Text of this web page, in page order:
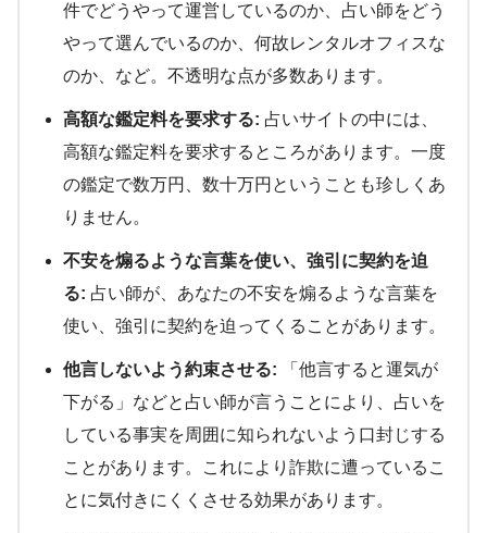
件でどうやって運営しているのか、占い師をどう
やって選んでいるのか、何故レンタルオフィスな
のか、など。不透明な点が多数あります。
高額な鑑定料を要求する: 占いサイトの中には、
高額な鑑定料を要求するところがあります。一度
の鑑定で数万円、数十万円ということも珍しくあ
りません。
不安を煽るような言葉を使い、強引に契約を迫
る: 占い師が、あなたの不安を煽るような言葉を
使い、強引に契約を迫ってくることがあります。
他言しないよう約束させる: 「他言すると運気が
下がる」などと占い師が言うことにより、占いを
している事実を周囲に知られないよう口封じする
ことがあります。これにより詐欺に遭っているこ
とに気付きにくくさせる効果があります。